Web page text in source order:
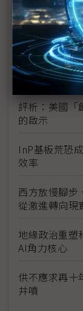
東南亞各國
產、轉口問題
陳立武與川
爾資金
評析：美國「
的啟示
InP基板荒恐
效率
西方放慢腳
從激進轉向現
地緣政治重
AI角力核心
供不應求再
井噴